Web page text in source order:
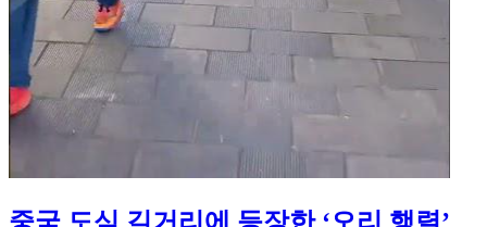
중국 도심 길거리에 등장한 ‘오리 행렬’